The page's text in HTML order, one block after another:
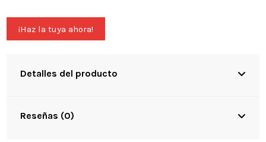
¡Haz la tuya ahora!
Detalles del producto
Reseñas (0)